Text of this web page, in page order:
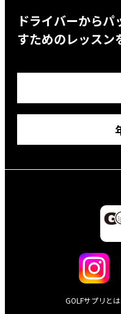
ドライバーから
すためのレッスン
GOLFサプリとは